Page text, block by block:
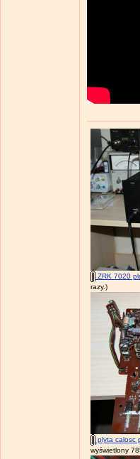
ZRK 7020
razy.)
plyta calosc
wyświetlony